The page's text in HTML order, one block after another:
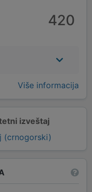
izveštaj
(crnogorski)
420
Više informacija